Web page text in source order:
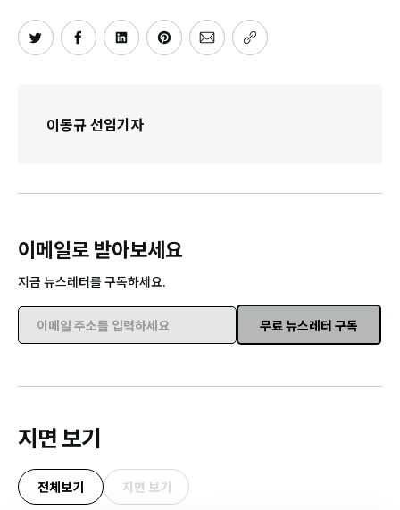
이동규 선임기자
이메일로 받아보세요
지금 뉴스레터를 구독하세요.
이메일 주소를 입력하세요
무료 뉴스레터 구독
지면 보기
전체보기 지면 보기